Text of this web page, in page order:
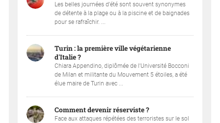
Les belles journées d’été sont souvent synonymes
de détente à la plage ou à la piscine et de baignades
pour se rafraîchir. ...
Turin : la première ville végétarienne
d'Italie ?
Chiara Appendino, diplômée de l'Université Bocconi
de Milan et militante du Mouvement 5 étoiles, a été
élue maire de Turin avec ...
Comment devenir réserviste ?
Face aux attaques répétées des terroristes sur le sol